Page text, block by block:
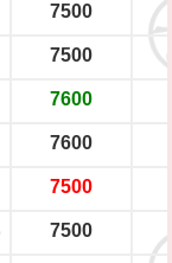
7500
7500
7600
7600
7500
7500